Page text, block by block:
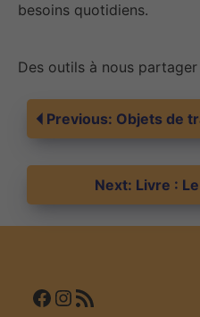
besoins quotidiens.
Des outils à nous partager
Navigation
de
l’article
Previous: Objets de
Next: Livre :
Facebook InstagramFlux RSS